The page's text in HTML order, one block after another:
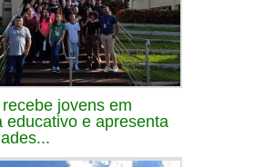
jovens em
educativo e apresenta